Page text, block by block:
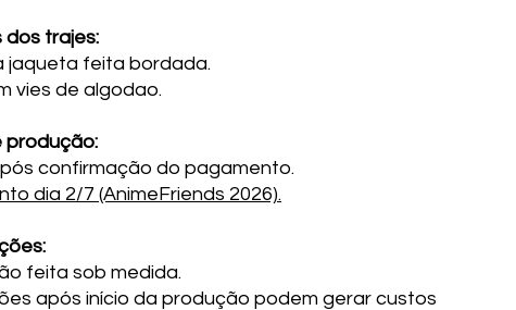
dos trajes:
jaqueta feita bordada.
vies de algodao.
produção:
confirmação do pagamento.
dia 2/7 (AnimeFriends 2026).
feita sob medida.
após início da produção podem gerar custos